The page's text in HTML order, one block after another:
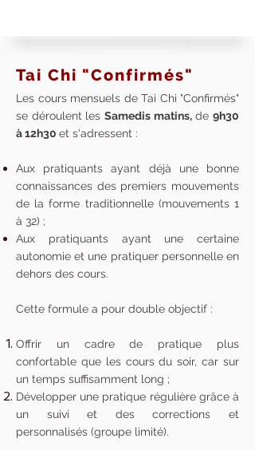
Tai Chi "Confirmés"
Les cours mensuels de Tai Chi "Confirmés"
se déroulent les Samedis matins,de9h30
à 12h30 et s'adressent :
Aux pratiquants ayant déjà une bonne
connaissances des premiers mouvements
de la forme traditionnelle (mouvements 1
à 32) ;
Aux pratiquants ayant une certaine
autonomie et une pratiquer personnelle en
dehors des cours.
Cette formule a pour double objectif :
Offrir un cadre de pratique plus
confortable que les cours du soir, car sur
un temps suffisamment long ;
Développer une pratique régulière grâce à
un suivi et des corrections et
personnalisés (groupe limité).